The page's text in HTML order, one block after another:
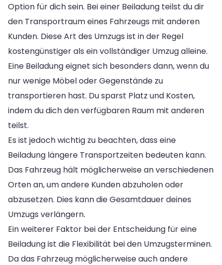
Option für dich sein. Bei einer Beiladung teilst du dir
den Transportraum eines Fahrzeugs mit anderen
Kunden. Diese Art des Umzugs ist in der Regel
kostengünstiger als ein vollständiger Umzug alleine.
Eine Beiladung eignet sich besonders dann, wenn du
nur wenige Möbel oder Gegenstände zu
transportieren hast. Du sparst Platz und Kosten,
indem du dich den verfügbaren Raum mit anderen
teilst.
Es ist jedoch wichtig zu beachten, dass eine
Beiladung längere Transportzeiten bedeuten kann.
Das Fahrzeug hält möglicherweise an verschiedenen
Orten an, um andere Kunden abzuholen oder
abzusetzen. Dies kann die Gesamtdauer deines
Umzugs verlängern.
Ein weiterer Faktor bei der Entscheidung für eine
Beiladung ist die Flexibilität bei den Umzugsterminen.
Da das Fahrzeug möglicherweise auch andere